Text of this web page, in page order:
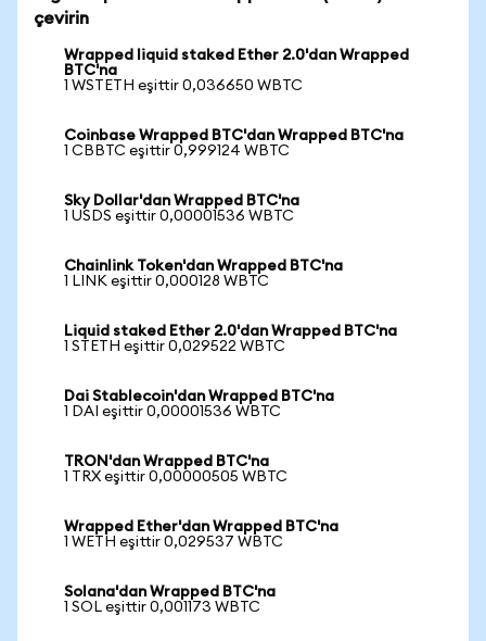
çevirin
Wrapped liquid staked Ether 2.0'dan Wrapped
BTC'na
1 WSTETH eşittir 0,036650 WBTC
Coinbase Wrapped BTC'dan Wrapped BTC'na
1 CBBTC eşittir 0,999124 WBTC
Sky Dollar'dan Wrapped BTC'na
1 USDS eşittir 0,00001536 WBTC
Chainlink Token'dan Wrapped BTC'na
1 LINK eşittir 0,000128 WBTC
Liquid staked Ether 2.0'dan Wrapped BTC'na
1 STETH eşittir 0,029522 WBTC
Dai Stablecoin'dan Wrapped BTC'na
1 DAI eşittir 0,00001536 WBTC
TRON'dan Wrapped BTC'na
1 TRX eşittir 0,00000505 WBTC
Wrapped Ether'dan Wrapped BTC'na
1 WETH eşittir 0,029537 WBTC
Solana'dan Wrapped BTC'na
1 SOL eşittir 0,001173 WBTC